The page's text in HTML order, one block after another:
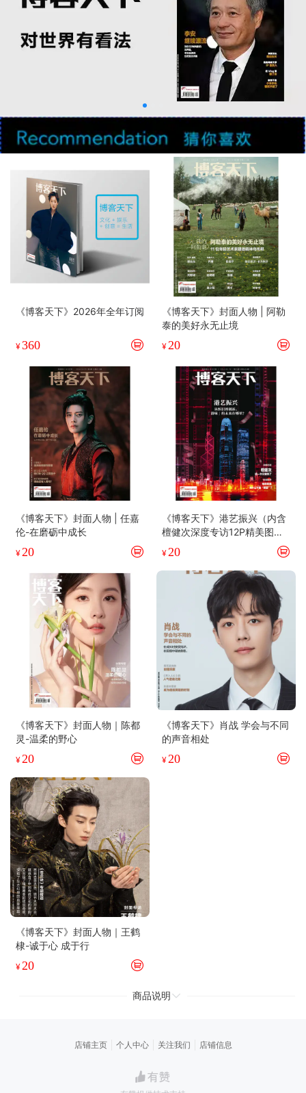
《博客天下》2026年全年订阅
¥360
《博客天下》封面人物 | 阿勒
泰的美好永无止境
¥20
《博客天下》封面人物 | 任嘉
伦-在磨砺中成长
¥20
《博客天下》港艺振兴（内含
檀健次深度专访12P精美图
文）
¥20
《博客天下》封面人物｜陈都
灵-温柔的野心
¥20
《博客天下》肖战 学会与不同
的声音相处
¥20
《博客天下》封面人物｜王鹤
棣-诚于心 成于行
¥20
商品说明
店铺主页 个人中心 关注我们 店铺信息